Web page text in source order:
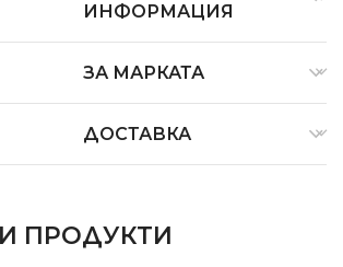
ИНФОРМАЦИЯ
ЗА МАРКАТА
ДОСТАВКА
ПРОДУКТИ